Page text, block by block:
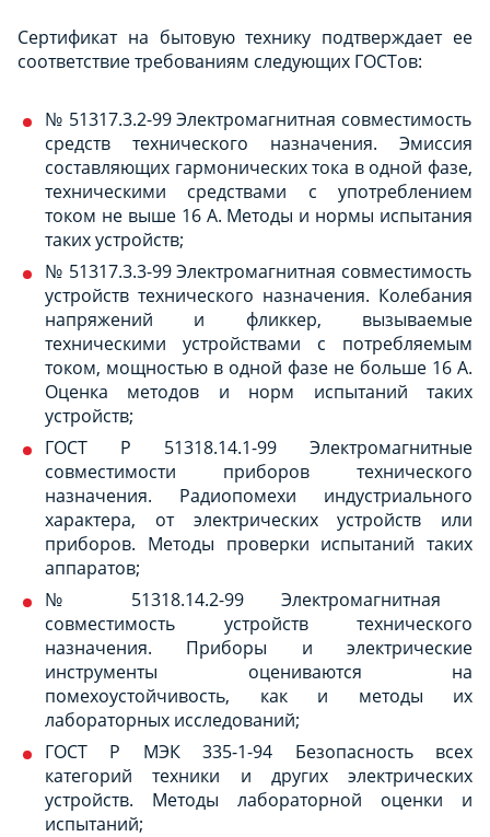
Сертификат на бытовую технику подтверждает ее
соответствие требованиям следующих ГОСТов:
№ 51317.3.2-99 Электромагнитная совместимость
средств технического назначения. Эмиссия
составляющих гармонических тока в одной фазе,
техническими средствами с употреблением
током не выше 16 А. Методы и нормы испытания
таких устройств;
№ 51317.3.3-99 Электромагнитная совместимость
устройств технического назначения. Колебания
напряжений и фликкер, вызываемые
техническими устройствами с потребляемым
током, мощностью в одной фазе не больше 16 А.
Оценка методов и норм испытаний таких
устройств;
ГОСТ Р 51318.14.1-99 Электромагнитные
совместимости приборов технического
назначения. Радиопомехи индустриального
характера, от электрических устройств или
приборов. Методы проверки испытаний таких
аппаратов;
№ 51318.14.2-99 Электромагнитная
совместимость устройств технического
назначения. Приборы и электрические
инструменты оцениваются на
помехоустойчивость, как и методы их
лабораторных исследований;
ГОСТ Р МЭК 335-1-94 Безопасность всех
категорий техники и других электрических
устройств. Методы лабораторной оценки и
испытаний;